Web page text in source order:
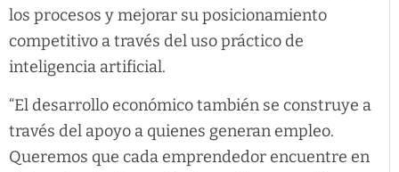
los procesos y mejorar su posicionamiento
competitivo a través del uso práctico de
inteligencia artificial.
“El desarrollo económico también se construye a
través del apoyo a quienes generan empleo.
Queremos que cada emprendedor encuentre en